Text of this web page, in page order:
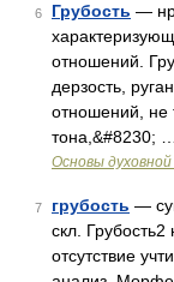
6 Грубость —
отношений.
дерзость,
отношений, не
тона,&#8230; …
Основы
7 грубость —
скл.
отсутствие